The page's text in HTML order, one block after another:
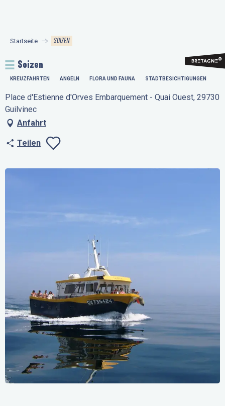
principal
Startseite SOIZEN
Soizen
KREUZFAHRTEN ANGELN FLORA UND FAUNA STADTBESICHTIGUNGEN
Place d'Estienne d'Orves Embarquement - Quai Ouest, 29730
Guilvinec
Anfahrt
Teilen